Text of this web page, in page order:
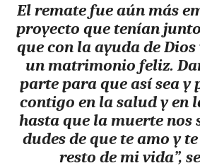
El remate fue aún más
proyecto que tenían
que con la ayuda de
un matrimonio feliz.
parte para que así sea y
contigo en la salud y en
hasta que la muerte nos
dudes de que te amo y
resto de mi vida”,